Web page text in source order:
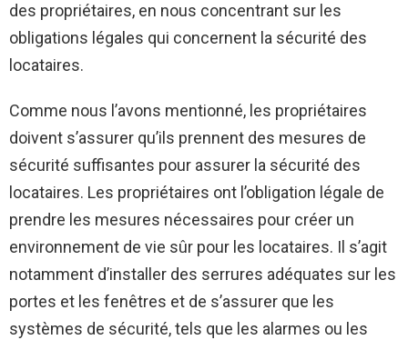
des propriétaires, en nous concentrant sur les
obligations légales qui concernent la sécurité des
locataires.
Comme nous l’avons mentionné, les propriétaires
doivent s’assurer qu’ils prennent des mesures de
sécurité suffisantes pour assurer la sécurité des
locataires. Les propriétaires ont l’obligation légale de
prendre les mesures nécessaires pour créer un
environnement de vie sûr pour les locataires. Il s’agit
notamment d’installer des serrures adéquates sur les
portes et les fenêtres et de s’assurer que les
systèmes de sécurité, tels que les alarmes ou les